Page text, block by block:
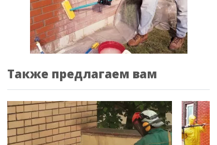
Также предлагаем вам